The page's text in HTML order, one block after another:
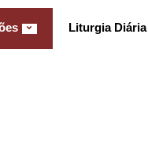
Liturgia Diária